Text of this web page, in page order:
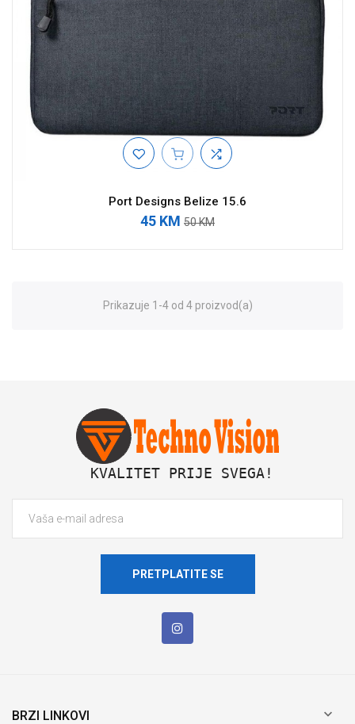
Port Designs Belize 15.6
45 KM 50 KM
Prikazuje 1-4 od 4 proizvod(a)
KVALITET PRIJE SVEGA!
PRETPLATITE SE
BRZI LINKOVI 